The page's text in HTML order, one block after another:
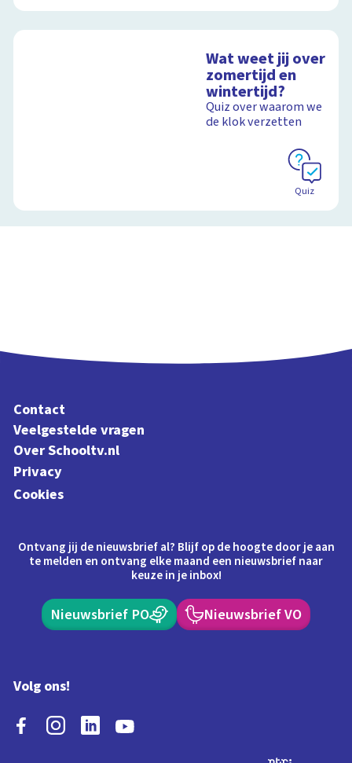
Wat weet jij over
zomertijd en
wintertijd?
Quiz over waarom we
de klok verzetten
Quiz
Contact
Veelgestelde vragen
Over Schooltv.nl
Privacy
Cookies
Ontvang jij de nieuwsbrief al? Blijf op de hoogte door je aan
te melden en ontvang elke maand een nieuwsbrief naar
keuze in je inbox!
Nieuwsbrief PO Nieuwsbrief VO
Volg ons!